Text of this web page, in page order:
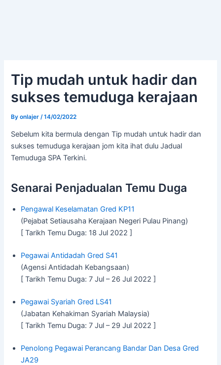
Tip mudah untuk hadir dan
sukses temuduga kerajaan
Byonlajer /14/02/2022
Sebelum kita bermula dengan Tip mudah untuk hadir dan
sukses temuduga kerajaan jom kita ihat dulu Jadual
Temuduga SPA Terkini.
Senarai Penjadualan Temu Duga
Pengawal Keselamatan Gred KP11
(Pejabat Setiausaha Kerajaan Negeri Pulau Pinang)
[ Tarikh Temu Duga: 18 Jul 2022 ]
Pegawai Antidadah Gred S41
(Agensi Antidadah Kebangsaan)
[ Tarikh Temu Duga: 7 Jul – 26 Jul 2022 ]
Pegawai Syariah Gred LS41
(Jabatan Kehakiman Syariah Malaysia)
[ Tarikh Temu Duga: 7 Jul – 29 Jul 2022 ]
Penolong Pegawai Perancang Bandar Dan Desa Gred
JA29